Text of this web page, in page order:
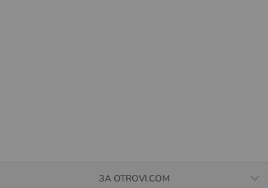
ЗА OTROVI.COM